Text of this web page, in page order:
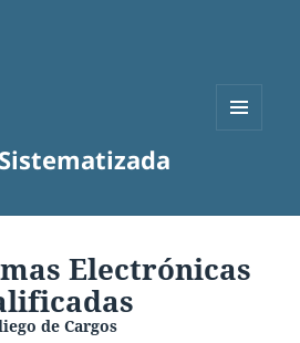
Electrónicas
de Cargos